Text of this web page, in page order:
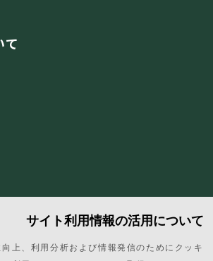
て
サイト利用情報の活用について
上、利用分析および情報発信のためにクッキ